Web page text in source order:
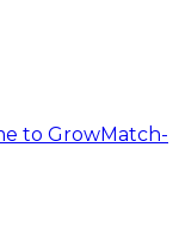
to GrowMatch-